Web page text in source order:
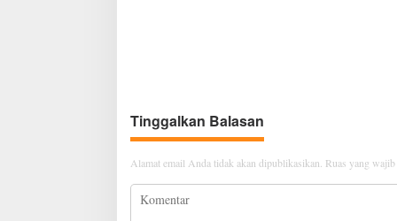
Tinggalkan Balasan
Alamat email Anda tidak akan dipublikasikan. Ruas yang